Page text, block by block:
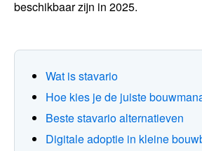
beschikbaar zijn in 2025.
Wat is stavario
Hoe kies je de juiste
Beste stavario alternatieven
Digitale adoptie in kleine